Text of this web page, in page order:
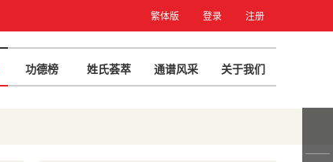
繁体版 登录 注册
功德榜 姓氏荟萃 通谱风采 关于我们